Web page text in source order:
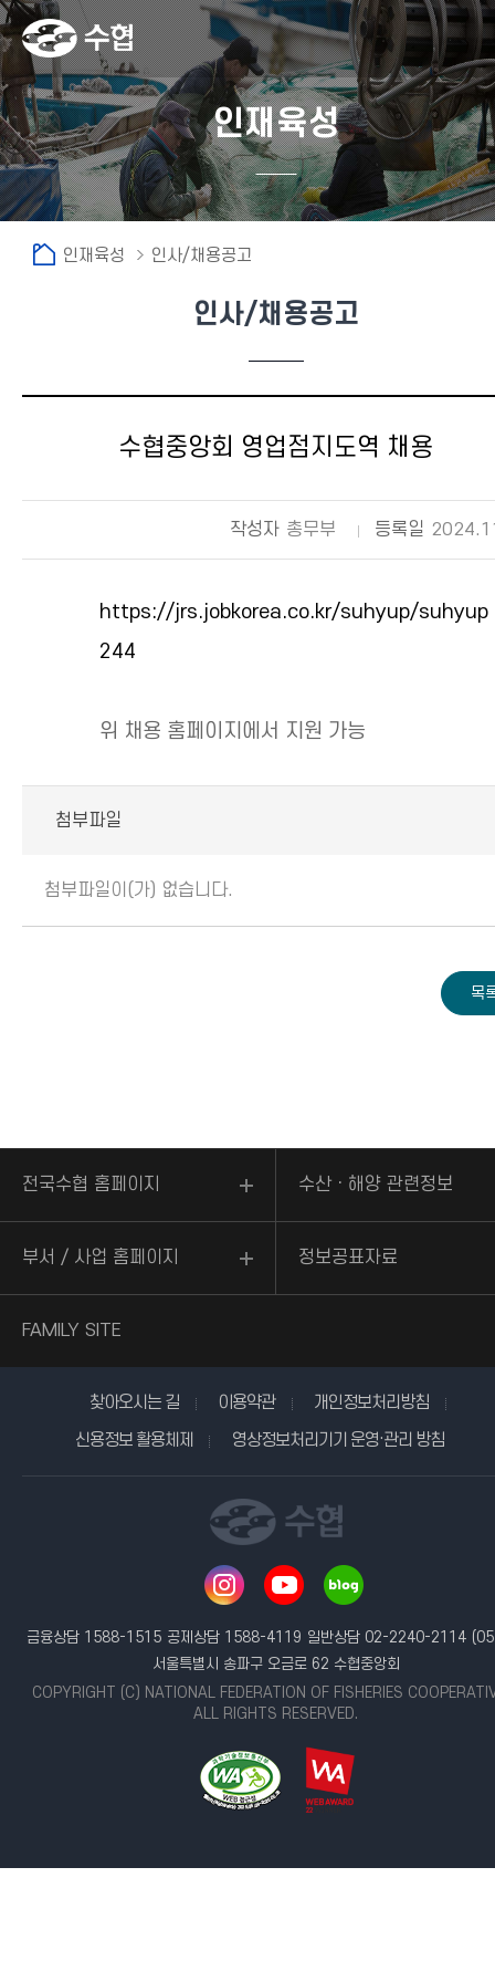
인재육성
인재육성 인사/채용공고
인사/채용공고
수협중앙회 영업점지도역 채용
작성자 총무부 등록일
https://jrs.jobkorea.co.kr/suhyup/suhyup
244
위 채용 홈페이지에서 지원 가능
첨부파일
첨부파일이(가) 없습니다.
전국수협 홈페이지 수산ㆍ해양 관련정보
부서 / 사업 홈페이지 정보공표자료
FAMILY SITE
찾아오시는 길 이용약관
개인정보처리방침
신용정보 활용체제
영상정보처리기기 운영·관리 방침
금융상담 1588-1515 공제상담 1588-4119 일반상담 02-2240-2114
서울특별시 송파구 오금로 62 수협중앙회
COPYRIGHT (C) NATIONAL FEDERATION OF FISHERIES
ALL RIGHTS RESERVED.